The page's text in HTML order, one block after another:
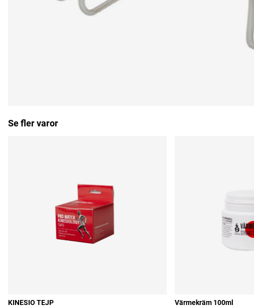
Se fler varor
KINESIO TEJP Värmekräm 100ml